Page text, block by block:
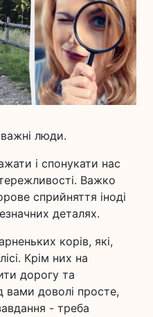
люди.
і спонукати нас
Важко
сприйняття іноді
деталях.
корів, які,
Крім них на
дорогу та
доволі просте,
- треба